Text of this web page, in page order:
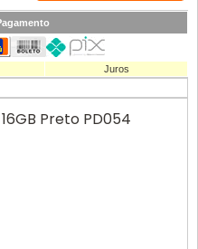
Juros
Preto PD054